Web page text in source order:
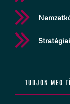
TUDJON MEG